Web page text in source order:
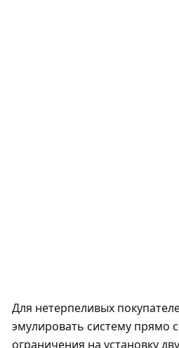
Для нетерпеливых
эмулировать систему прямо
ограничения на установку